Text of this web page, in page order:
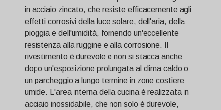
in acciaio zincato, che resiste efficacemente agli
effetti corrosivi della luce solare, dell'aria, della
pioggia e dell'umidità, fornendo un'eccellente
resistenza alla ruggine e alla corrosione. Il
rivestimento è durevole e non si stacca anche
dopo un'esposizione prolungata al clima caldo o
un parcheggio a lungo termine in zone costiere
umide. L'area interna della cucina è realizzata in
acciaio inossidabile, che non solo è durevole,